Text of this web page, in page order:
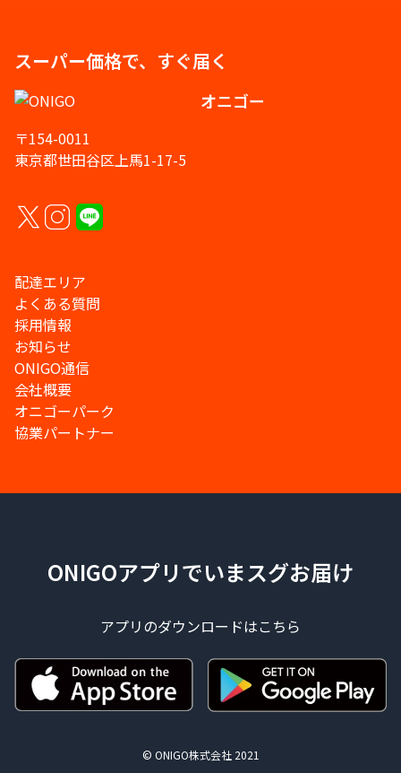
スーパー価格で、すぐ届く
オニゴー
〒154-0011
東京都世田谷区上馬1-17-5
配達エリア
よくある質問
採用情報
お知らせ
ONIGO通信
会社概要
オニゴーパーク
協業パートナー
ONIGOアプリでいまスグお届け
アプリのダウンロードはこちら
© ONIGO株式会社 2021